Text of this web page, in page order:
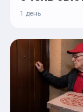
1 день